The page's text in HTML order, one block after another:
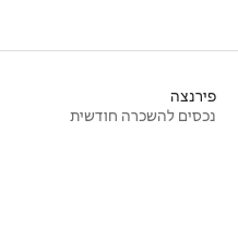
פירנצה
נכסים להשכרה חודשית